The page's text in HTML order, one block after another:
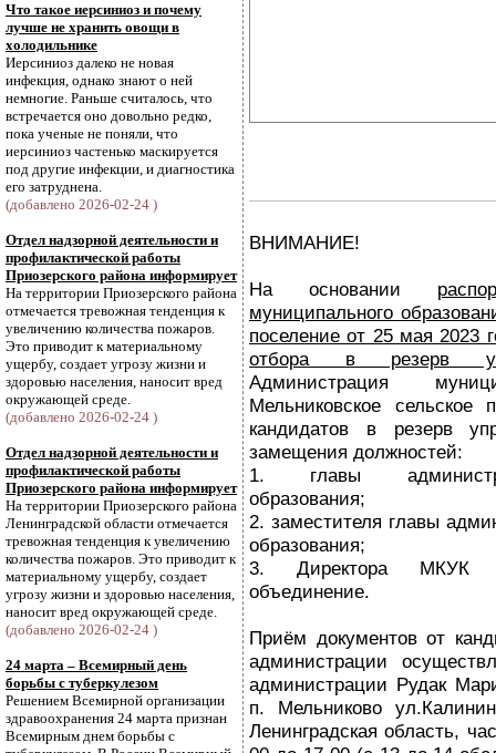
Что такое иерсиниоз и почему
лучше не хранить овощи в
холодильнике
Иерсиниоз далеко не новая
инфекция, однако знают о ней
немногие. Раньше считалось, что
встречается оно довольно редко,
пока ученые не поняли, что
иерсиниоз частенько маскируется
под другие инфекции, и диагностика
его затруднена.
(добавлено 2026-02-24 )
Отдел надзорной деятельности и
профилактической работы
Приозерского района информирует
На территории Приозерского района
отмечается тревожная тенденция к
увеличению количества пожаров.
Это приводит к материальному
ущербу, создает угрозу жизни и
здоровью населения, наносит вред
окружающей среде.
(добавлено 2026-02-24 )
Отдел надзорной деятельности и
профилактической работы
Приозерского района информирует
На территории Приозерского района
Ленинградской области отмечается
тревожная тенденция к увеличению
количества пожаров. Это приводит к
материальному ущербу, создает
угрозу жизни и здоровью населения,
наносит вред окружающей среде.
(добавлено 2026-02-24 )
24 марта – Всемирный день
борьбы с туберкулезом
Решением Всемирной организации
здравоохранения 24 марта признан
Всемирным днем борьбы с
ВНИМАНИЕ!
На основании
муниципального
поселение от 25 мая
отбора в резерв
Администрация
Мельниковское сельское
кандидатов в резерв
замещения должностей:
1. главы
образования;
2. заместителя главы
образования;
3. Директора МКУК
объединение.
Приём документов от
администрации
администрации Рудак
п. Мельниково
Ленинградская область,